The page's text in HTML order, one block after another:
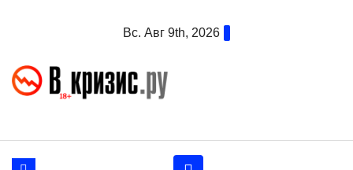
Вс. Авг 9th, 2026